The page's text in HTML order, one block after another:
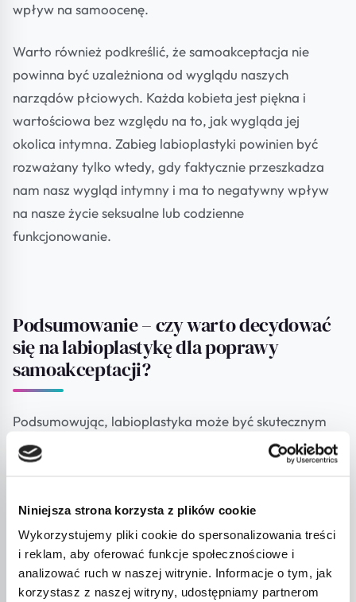
Niniejsza strona korzysta z plików cookie
Wykorzystujemy pliki cookie do spersonalizowania treści
i reklam, aby oferować funkcje społecznościowe i
analizować ruch w naszej witrynie. Informacje o tym, jak
korzystasz z naszej witryny, udostępniamy partnerom
wpływ na samoocenę.
Warto również podkreślić, że samoakceptacja nie
powinna być uzależniona od wyglądu naszych
narządów płciowych. Każda kobieta jest piękna i
wartościowa bez względu na to, jak wygląda jej
okolica intymna. Zabieg labioplastyki powinien być
rozważany tylko wtedy, gdy faktycznie przeszkadza
nam nasz wygląd intymny i ma to negatywny wpływ
na nasze życie seksualne lub codzienne
funkcjonowanie.
Podsumowanie – czy warto decydować
się na labioplastykę dla poprawy
samoakceptacji?
Podsumowując, labioplastyka może być skutecznym
sposobem na poprawę samoakceptacji u kobiet, które
odczuwają dyskomfort z powodu wyglądu swoich
się temu zabiegowi powinna być dokładnie
przemyślana i oparta na rzetelnej informacji oraz
konsultacji z doświadczonym chirurgiem
plastycznym.Warto pamiętać, że istnieją również